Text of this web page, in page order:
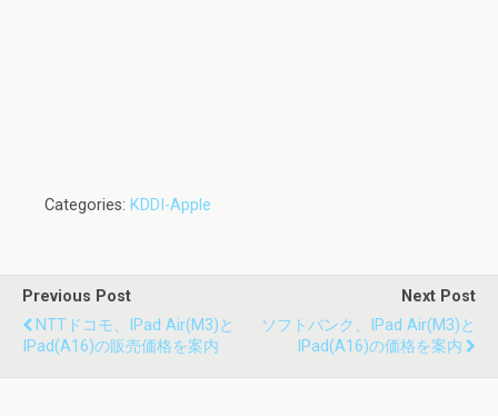
Categories: KDDI-Apple
Previous Post
NTTドコモ、iPad Air(M3)と
IPad(A16)の販売価格を案内
Next Post
ソフトバンク、iPad Air(M3)と
IPad(A16)の価格を案内